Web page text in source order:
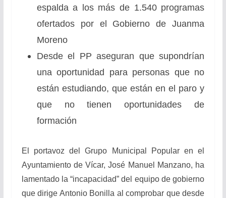
espalda a los más de 1.540 programas
ofertados por el Gobierno de Juanma
Moreno
Desde el PP aseguran que supondrían
una oportunidad para personas que no
están estudiando, que están en el paro y
que no tienen oportunidades de
formación
El portavoz del Grupo Municipal Popular en el
Ayuntamiento de Vícar, José Manuel Manzano, ha
lamentado la “incapacidad” del equipo de gobierno
que dirige Antonio Bonilla al comprobar que desde